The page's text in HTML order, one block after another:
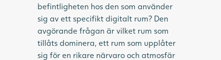
befintligheten hos den som använder
sig av ett specifikt digitalt rum? Den
avgörande frågan är vilket rum som
tillåts dominera, ett rum som upplåter
sig för en rikare närvaro och atmosfär